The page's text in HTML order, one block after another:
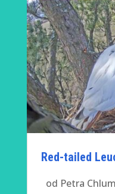
Red-tailed
od Petra